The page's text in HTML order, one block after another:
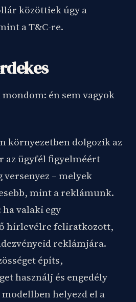
közöttiek úgy a
a T&C-re.
én sem vagyok
környezetben dolgozik az
az ügyfél figyelméért
– melyek
mint a reklámunk.
valaki egy
hírlevélre feliratkozott,
reklámjára.
építs,
használj és engedély
helyezd el a